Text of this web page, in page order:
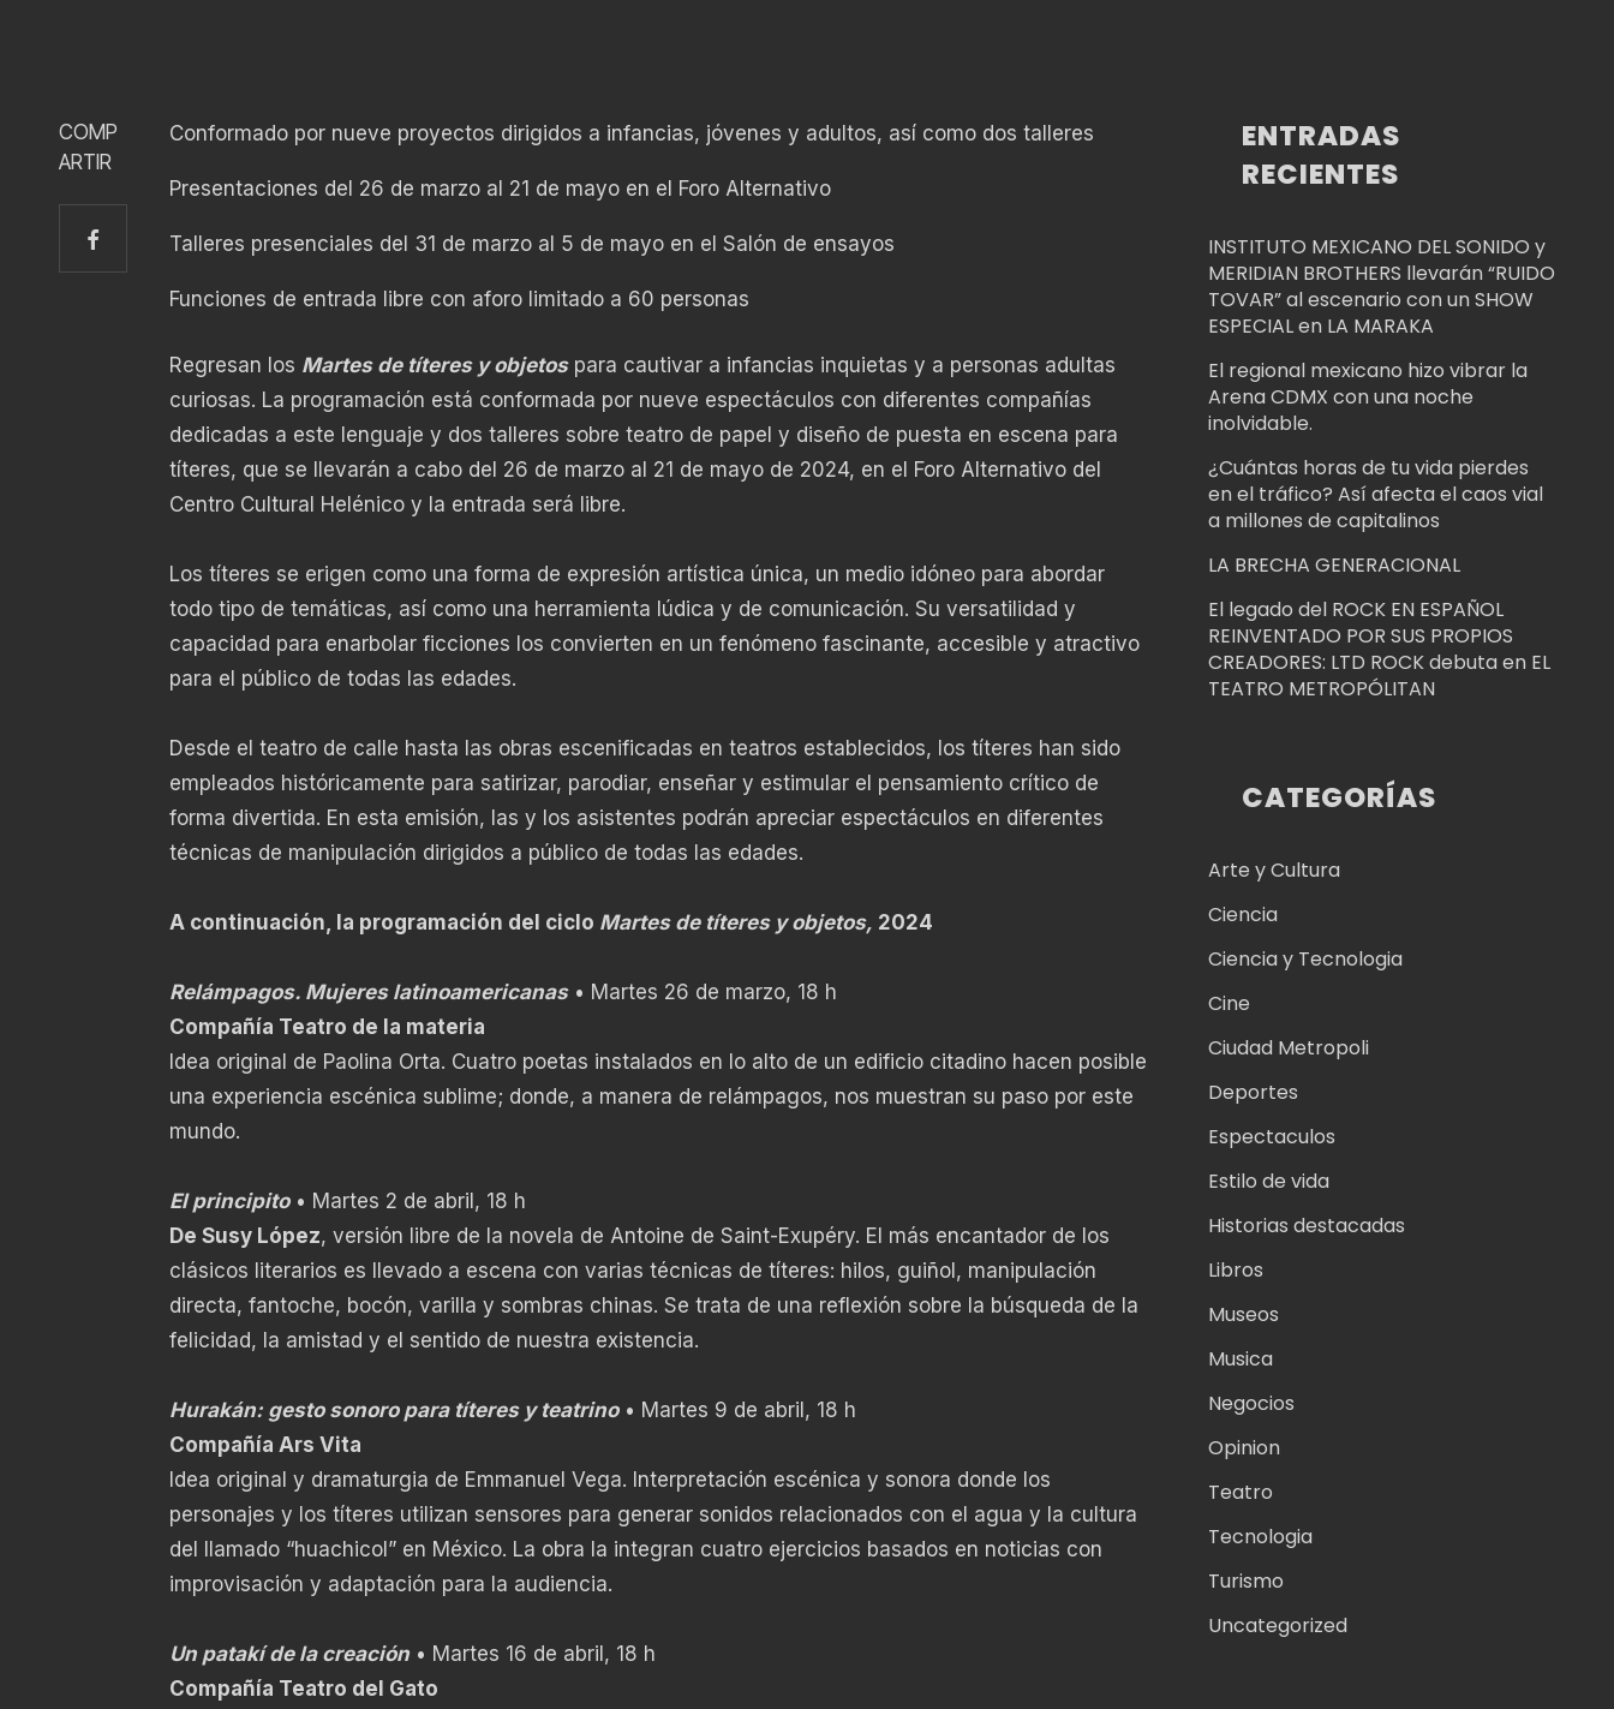
COMP
ARTIR
Conformado por nueve proyectos dirigidos a infancias, jóvenes y adultos, así como dos talleres
Presentaciones del 26 de marzo al 21 de mayo en el Foro Alternativo
Talleres presenciales del 31 de marzo al 5 de mayo en el Salón de ensayos
Funciones de entrada libre con aforo limitado a 60 personas
Regresan los Martes de títeres y objetospara cautivar a infancias inquietas y a personas adultas
curiosas. La programación está conformada por nueve espectáculos con diferentes compañías
dedicadas a este lenguaje y dos talleres sobre teatro de papel y diseño de puesta en escena para
títeres, que se llevarán a cabo del 26 de marzo al 21 de mayo de 2024, en el Foro Alternativo del
Centro Cultural Helénico y la entrada será libre.
Los títeres se erigen como una forma de expresión artística única, un medio idóneo para abordar
todo tipo de temáticas, así como una herramienta lúdica y de comunicación. Su versatilidad y
capacidad para enarbolar ficciones los convierten en un fenómeno fascinante, accesible y atractivo
para el público de todas las edades.
Desde el teatro de calle hasta las obras escenificadas en teatros establecidos, los títeres han sido
empleados históricamente para satirizar, parodiar, enseñar y estimular el pensamiento crítico de
forma divertida. En esta emisión, las y los asistentes podrán apreciar espectáculos en diferentes
técnicas de manipulación dirigidos a público de todas las edades.
A continuación, la programación del ciclo Martes de títeres y objetos, 2024
Relámpagos. Mujeres latinoamericanas• Martes 26 de marzo, 18 h
Compañía Teatro de la materia
Idea original de Paolina Orta. Cuatro poetas instalados en lo alto de un edificio citadino hacen posible
una experiencia escénica sublime; donde, a manera de relámpagos, nos muestran su paso por este
mundo.
El principito• Martes 2 de abril, 18 h
De Susy López, versión libre de la novela de Antoine de Saint-Exupéry. El más encantador de los
clásicos literarios es llevado a escena con varias técnicas de títeres: hilos, guiñol, manipulación
directa, fantoche, bocón, varilla y sombras chinas. Se trata de una reflexión sobre la búsqueda de la
felicidad, la amistad y el sentido de nuestra existencia.
Hurakán: gesto sonoro para títeres y teatrino• Martes 9 de abril, 18 h
Compañía Ars Vita
Idea original y dramaturgia de Emmanuel Vega. Interpretación escénica y sonora donde los
personajes y los títeres utilizan sensores para generar sonidos relacionados con el agua y la cultura
del llamado “huachicol” en México. La obra la integran cuatro ejercicios basados en noticias con
improvisación y adaptación para la audiencia.
Un patakí de la creación• Martes 16 de abril, 18 h
Compañía Teatro del Gato
ENTRADAS
RECIENTES
INSTITUTO MEXICANO DEL SONIDO y
MERIDIAN BROTHERS llevarán “RUIDO
TOVAR” al escenario con un SHOW
ESPECIAL en LA MARAKA
El regional mexicano hizo vibrar la
Arena CDMX con una noche
inolvidable.
¿Cuántas horas de tu vida pierdes
en el tráfico? Así afecta el caos vial
a millones de capitalinos
LA BRECHA GENERACIONAL
El legado del ROCK EN ESPAÑOL
REINVENTADO POR SUS PROPIOS
CREADORES: LTD ROCK debuta en EL
TEATRO METROPÓLITAN
CATEGORÍAS
Arte y Cultura
Ciencia
Ciencia y Tecnologia
Cine
Ciudad Metropoli
Deportes
Espectaculos
Estilo de vida
Historias destacadas
Libros
Museos
Musica
Negocios
Opinion
Teatro
Tecnologia
Turismo
Uncategorized